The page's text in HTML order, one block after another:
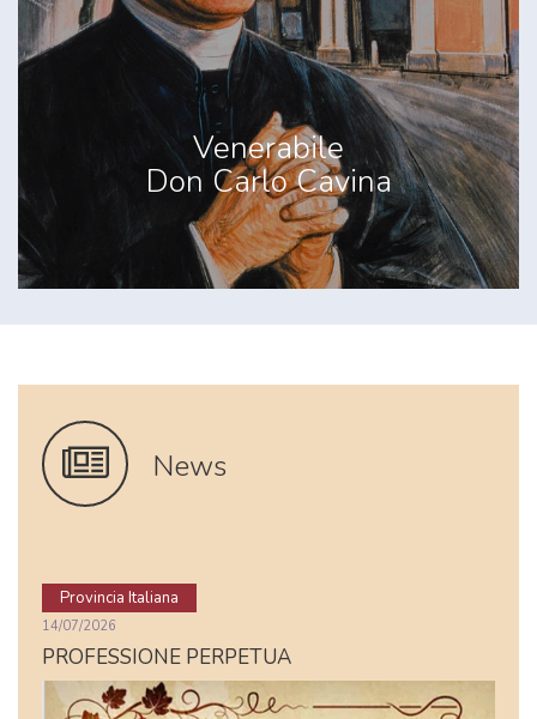
Venerabile
Don Carlo Cavina
News
Provincia Italiana
14/07/2026
PROFESSIONE PERPETUA